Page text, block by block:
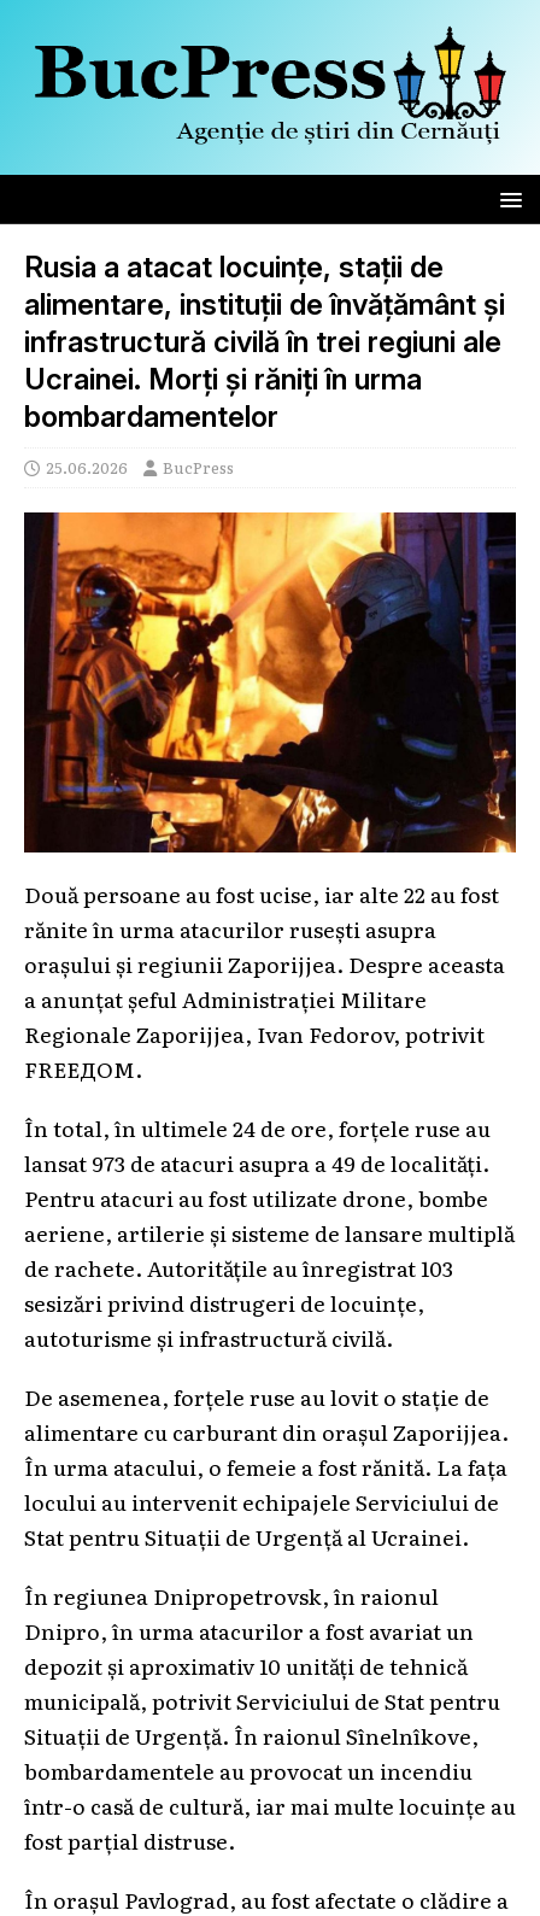
Rusia a atacat locuințe, stații de
alimentare, instituții de învățământ și
infrastructură civilă în trei regiuni ale
Ucrainei. Morți și răniți în urma
bombardamentelor
25.06.2026 BucPress
Două persoane au fost ucise, iar alte 22 au fost
rănite în urma atacurilor rusești asupra
orașului și regiunii Zaporijjea. Despre aceasta
a anunțat șeful Administrației Militare
Regionale Zaporijjea, Ivan Fedorov, potrivit
FREEДОМ.
În total, în ultimele 24 de ore, forțele ruse au
lansat 973 de atacuri asupra a 49 de localități.
Pentru atacuri au fost utilizate drone, bombe
aeriene, artilerie și sisteme de lansare multiplă
de rachete. Autoritățile au înregistrat 103
sesizări privind distrugeri de locuințe,
autoturisme și infrastructură civilă.
De asemenea, forțele ruse au lovit o stație de
alimentare cu carburant din orașul Zaporijjea.
În urma atacului, o femeie a fost rănită. La fața
locului au intervenit echipajele Serviciului de
Stat pentru Situații de Urgență al Ucrainei.
În regiunea Dnipropetrovsk, în raionul
Dnipro, în urma atacurilor a fost avariat un
depozit și aproximativ 10 unități de tehnică
municipală, potrivit Serviciului de Stat pentru
Situații de Urgență. În raionul Sînelnîkove,
bombardamentele au provocat un incendiu
într-o casă de cultură, iar mai multe locuințe au
fost parțial distruse.
În orașul Pavlograd, au fost afectate o clădire a